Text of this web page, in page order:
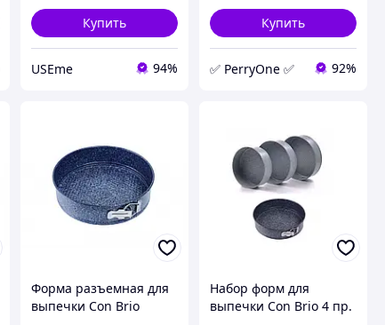
Купить
USEme 94%
Купить
✅ PerryOne ✅ 92%
Форма разъемная для
выпечки Con Brio
Набор форм для
выпечки Con Brio 4 пр.